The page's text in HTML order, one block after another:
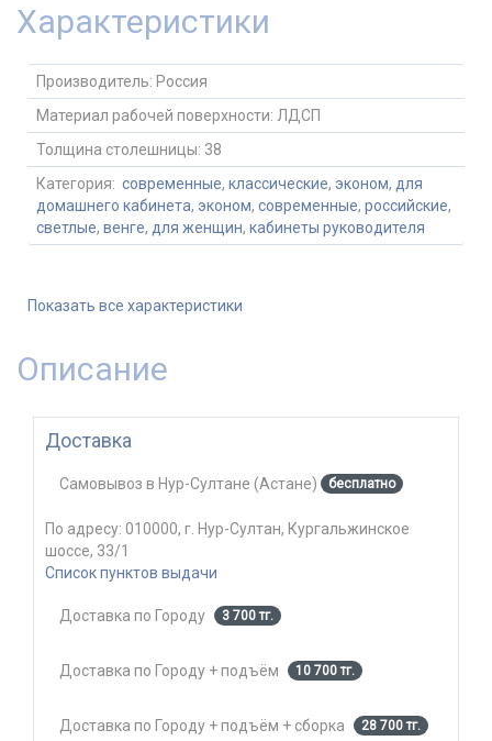
Характеристики
Производитель: Россия
Материал рабочей поверхности: ЛДСП
Толщина столешницы: 38
Категория: современные, классические, эконом, для
домашнего кабинета, эконом, современные, российские,
светлые, венге, для женщин, кабинеты руководителя
Показать все характеристики
Описание
Доставка
Самовывоз в Нур-Султане (Астане) бесплатно
По адресу: 010000, г. Нур-Султан, Кургальжинское
шоссе, 33/1
Список пунктов выдачи
Доставка по Городу 3 700 тг.
Доставка по Городу + подъём 10 700 тг.
Доставка по Городу + подъём + сборка 28 700 тг.